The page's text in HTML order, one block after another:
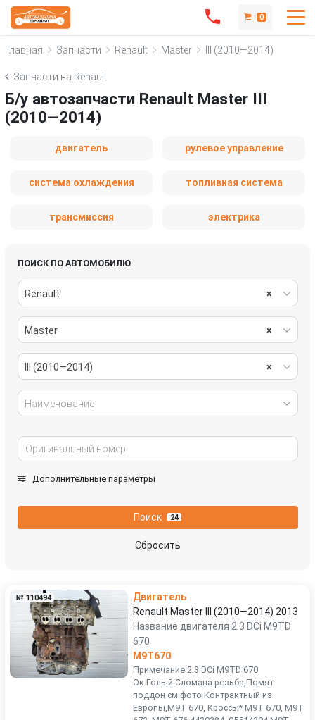
0
Главная Запчасти Renault Master III (2010—2014)
Запчасти на Renault
Б/у автозапчасти Renault Master III
(2010—2014)
двигатель рулевое управление
система охлаждения топливная система
трансмиссия электрика
ПОИСК ПО АВТОМОБИЛЮ
×
Renault
×
Master
×
III (2010—2014)
Наименование
Дополнительные параметры
Поиск 24
Сбросить
№ 110494
Двигатель
Renault Master III (2010—2014) 2013
Название двигателя 2.3 DCi M9TD
670
M9T670
Примечание:2.3 DCi M9TD 670
Ок.Голый.Сломана резьба,Помят
поддон см.фото Контрактный из
Европы,M9T 670, Кроссы* М9Т 670, М9T